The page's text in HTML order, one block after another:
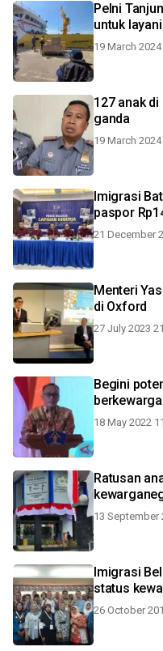
Pelni
untuk
19 March
127 anak
ganda
19 March
Imigrasi
paspor
21 December
Menteri
di Oxford
27 July 2023
Begini
18 May 2022
Ratusan
13 September
Imigrasi
status
26 October